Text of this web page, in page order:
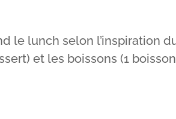
le lunch selon l’inspiration
et les boissons (1 boisson